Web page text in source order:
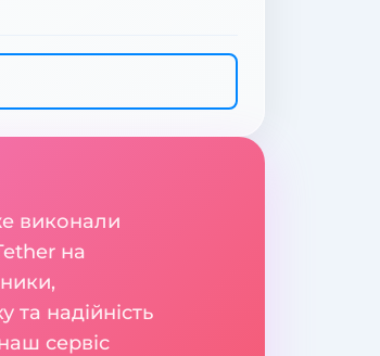
виконали
на
та надійність
сервіс